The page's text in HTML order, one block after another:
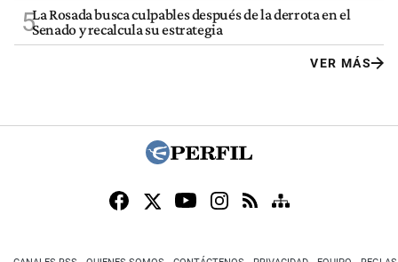
5La Rosada busca culpables después de la derrota en el
Senado y recalcula su estrategia
VER MÁS